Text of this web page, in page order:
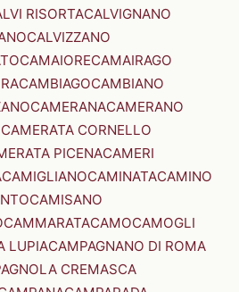
RISORTACALVIGNANO
CALVIZZANO
CAMAIORECAMAIRAGO
CAMBIAGOCAMBIANO
CAMERANACAMERANO
CAMERATA CORNELLO
PICENACAMERI
CAMIGLIANOCAMINATACAMINO
CAMISANO
CAMMARATACAMOCAMOGLI
LUPIACAMPAGNANO DI ROMA
CREMASCA